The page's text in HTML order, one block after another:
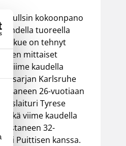
kokoonpano
tuoreella
on tehnyt
mittaiset
viime kaudella
sarjan Karlsruhe
26-vuotiaan
Tyrese
sekä viime kaudella
32-
Puittisen kanssa.